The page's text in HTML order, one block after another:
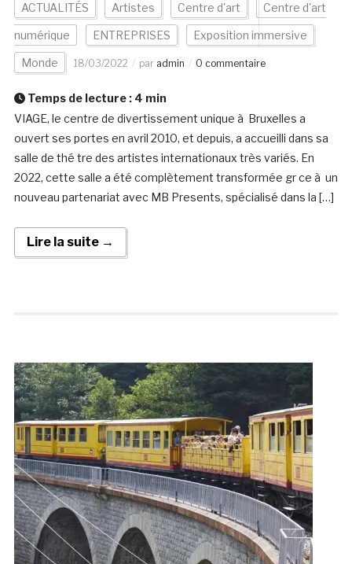
ACTUALITÉS Artistes Centre d'art Centre d'art
numérique ENTREPRISES Exposition immersive
Monde 18/03/2022 par admin 0 commentaire
Temps de lecture : 4 min
VIAGE, le centre de divertissement unique à Bruxelles a
ouvert ses portes en avril 2010, et depuis, a accueilli dans sa
salle de thé tre des artistes internationaux très variés. En
2022, cette salle a été complètement transformée gr ce à un
nouveau partenariat avec MB Presents, spécialisé dans la […]
Lire la suite →